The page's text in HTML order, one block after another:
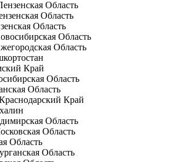
Область
Область
Область
Область
Область
Край
Область
Область
Край
Область
Область
Область
Область